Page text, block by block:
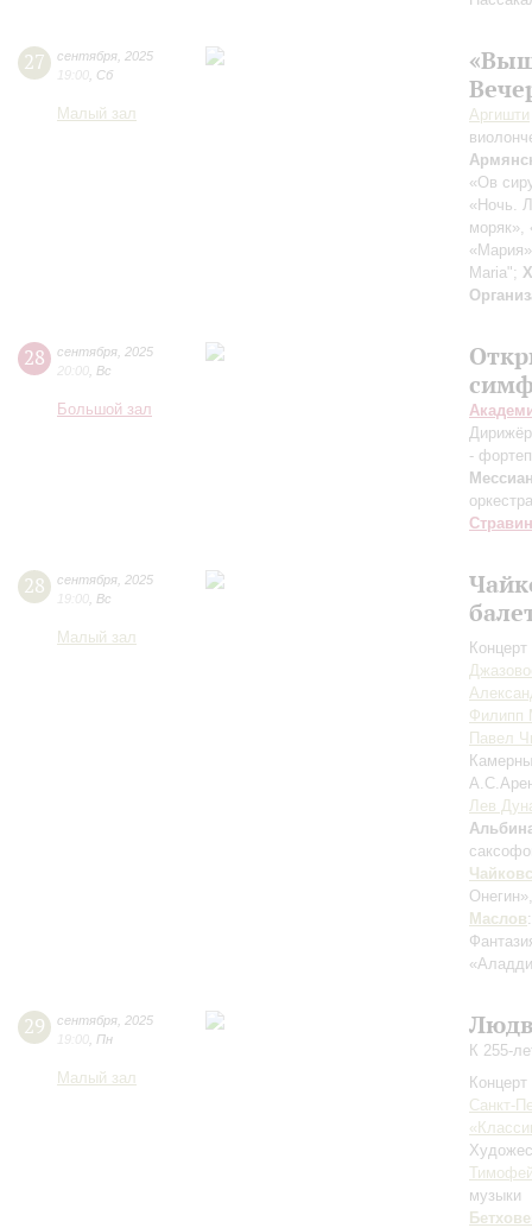
27 сентября 2025
19:00 Сб
Малый зал Аргишти
«Ов
«Ночь.
Maria";
28 сентября 2025
20:00 Вс
Большой зал
-
28 сентября 2025
19:00 Вс
Малый зал
Филипп
Павел
Лев
Маслов
29 сентября 2025
19:00 Пн
Малый зал
К 255-
Санкт-
музыки